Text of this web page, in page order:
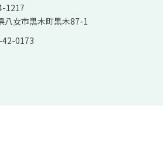
1217
八女市黒木町黒木87-1
0173